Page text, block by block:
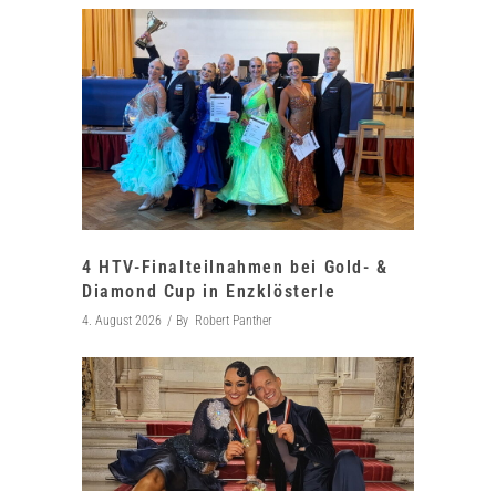
4 HTV-Finalteilnahmen bei Gold- &
Diamond Cup in Enzklösterle
4. August 2026 By Robert Panther